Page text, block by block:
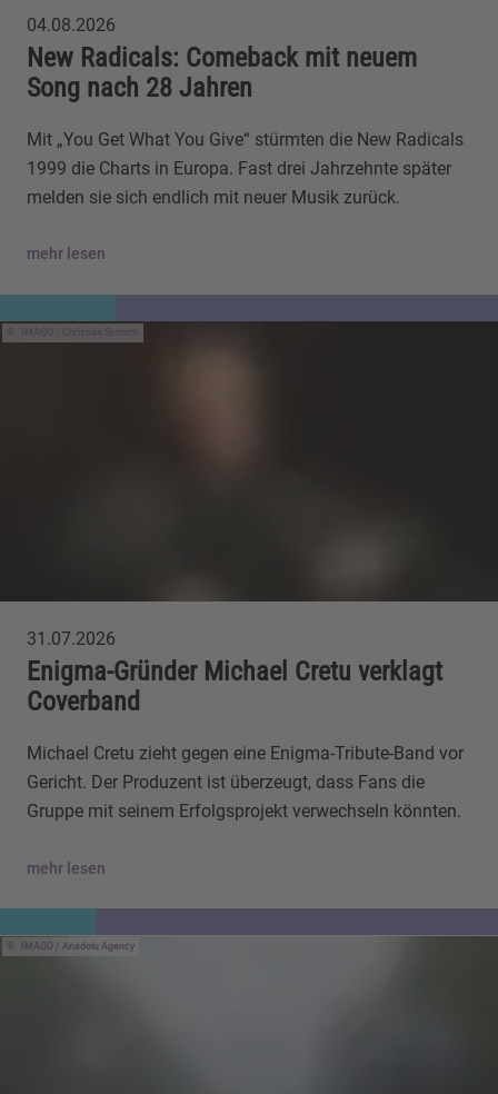
04.08.2026
New Radicals: Comeback mit neuem
Song nach 28 Jahren
Mit „You Get What You Give“ stürmten die New Radicals
1999 die Charts in Europa. Fast drei Jahrzehnte später
melden sie sich endlich mit neuer Musik zurück.
mehr lesen
IMAGO / Christian Schroth
31.07.2026
Enigma-Gründer Michael Cretu verklagt
Coverband
Michael Cretu zieht gegen eine Enigma-Tribute-Band vor
Gericht. Der Produzent ist überzeugt, dass Fans die
Gruppe mit seinem Erfolgsprojekt verwechseln könnten.
mehr lesen
IMAGO / Anadolu Agency